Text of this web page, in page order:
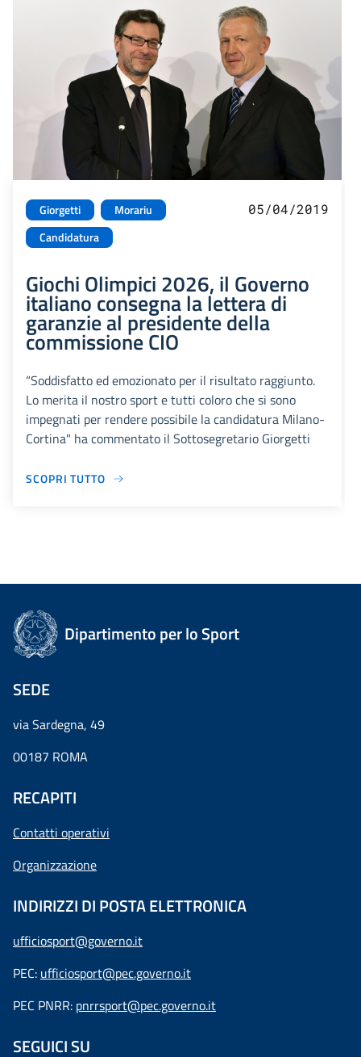
Giorgetti
Morariu
Candidatura
05/04/2019
Giochi Olimpici 2026, il Governo
italiano consegna la lettera di
garanzie al presidente della
commissione CIO
“Soddisfatto ed emozionato per il risultato raggiunto.
Lo merita il nostro sport e tutti coloro che si sono
impegnati per rendere possibile la candidatura Milano-
Cortina" ha commentato il Sottosegretario Giorgetti
SCOPRI TUTTO
Dipartimento per lo Sport
SEDE
via Sardegna, 49
00187 ROMA
RECAPITI
Contatti operativi
Organizzazione
INDIRIZZI DI POSTA ELETTRONICA
ufficiosport@governo.it
PEC: ufficiosport@pec.governo.it
PEC PNRR: pnrrsport@pec.governo.it
SEGUICI SU